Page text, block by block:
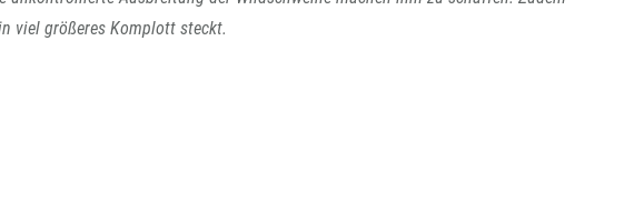
viel größeres Komplott steckt.